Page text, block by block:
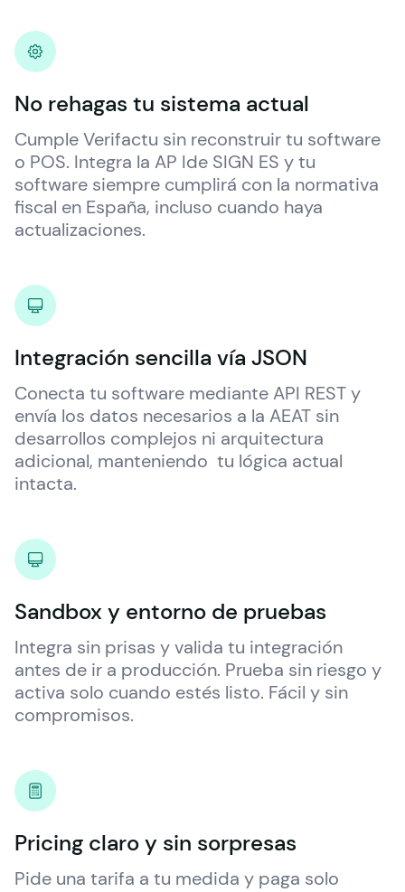
No rehagas tu sistema actual
Cumple Verifactu sin reconstruir tu software
o POS. Integra la AP Ide SIGN ES y tu
software siempre cumplirá con la normativa
fiscal en España, incluso cuando haya
actualizaciones.
Integración sencilla vía JSON
Conecta tu software mediante API REST y
envía los datos necesarios a la AEAT sin
desarrollos complejos ni arquitectura
adicional, manteniendo  tu lógica actual
intacta.
Sandbox y entorno de pruebas
Integra sin prisas y valida tu integración
antes de ir a producción. Prueba sin riesgo y
activa solo cuando estés listo. Fácil y sin
compromisos.
Pricing claro y sin sorpresas
Pide una tarifa a tu medida y paga solo